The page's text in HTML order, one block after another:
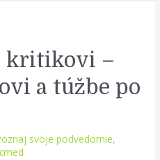
kritikovi –
a túžbe po
svoje podvedomie,